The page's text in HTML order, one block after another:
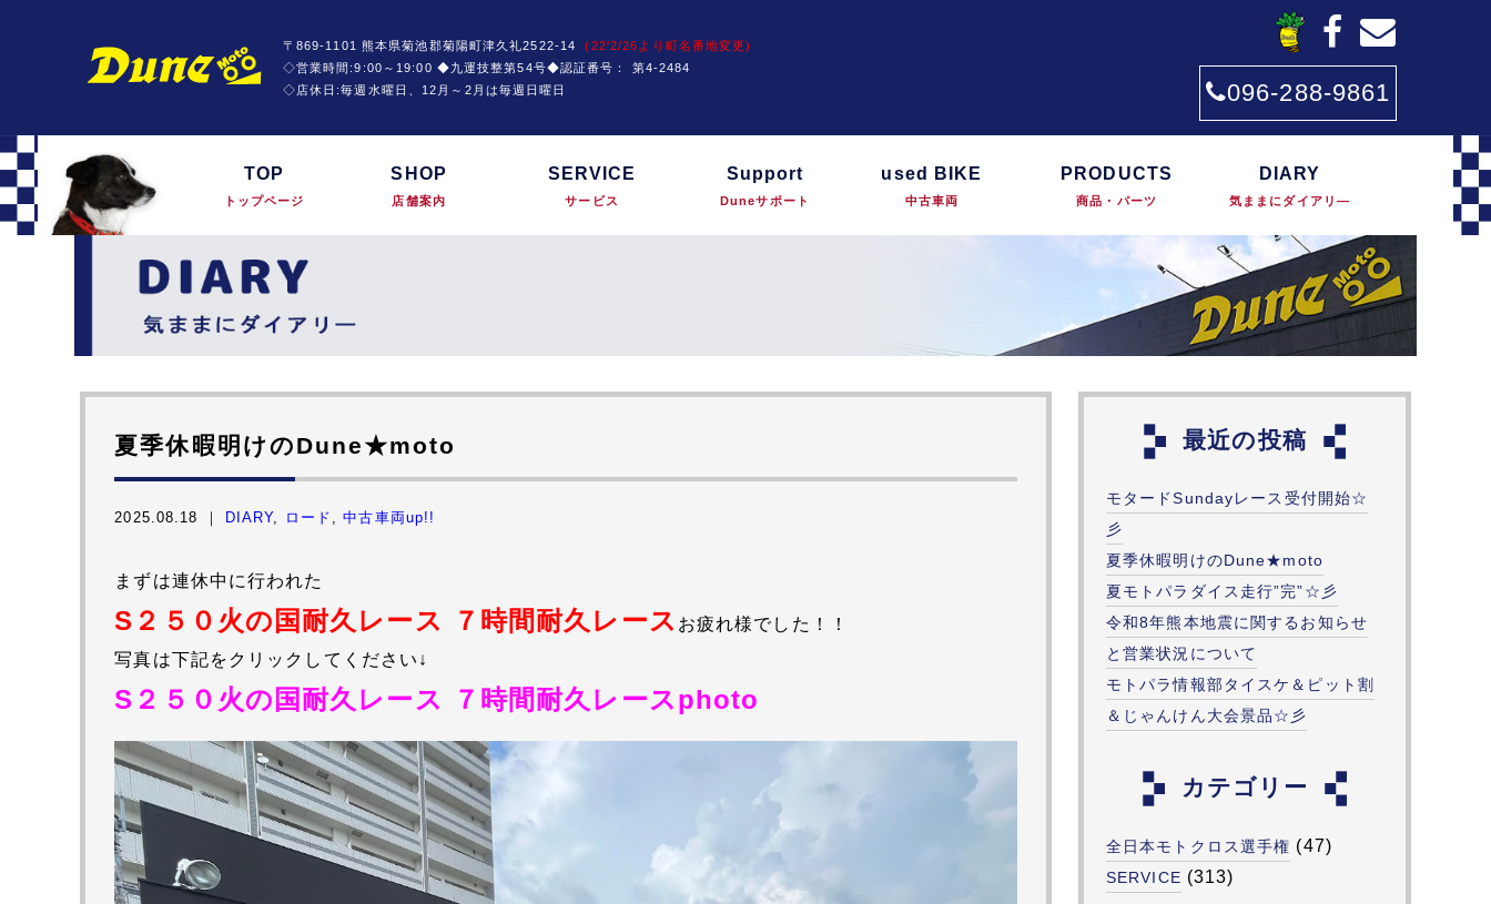
〒869-1101 熊本県菊池郡菊陽町津久礼2522-14(22'2/26より町名番地変更)
◇営業時間:9:00～19:00 ◆九運技整第54号◆認証番号： 第4-2484
◇店休日:毎週水曜日、12月～2月は毎週日曜日
096-288-9861
TOP
トップページ
SHOP
店舗案内
SERVICE
サービス
Support
Duneサポート
used BIKE
中古車両
PRODUCTS
商品・パーツ
DIARY
気ままにダイアリ―
夏季休暇明けのDune★moto
2025.08.18 ｜ DIARY, ロード ,中古車両up!!
まずは連休中に行われた
S２５０火の国耐久レース ７時間耐久レース お疲れ様でした！！
写真は下記をクリックしてください↓
S２５０火の国耐久レース ７時間耐久レースphoto
最近の投稿
モタードSundayレース受付開始☆
彡
夏季休暇明けのDune★moto
夏モトパラダイス走行”完”☆彡
令和8年熊本地震に関するお知らせ
と営業状況について
モトパラ情報部タイスケ＆ピット割
＆じゃんけん大会景品☆彡
カテゴリー
全日本モトクロス選手権 (47)
SERVICE (313)